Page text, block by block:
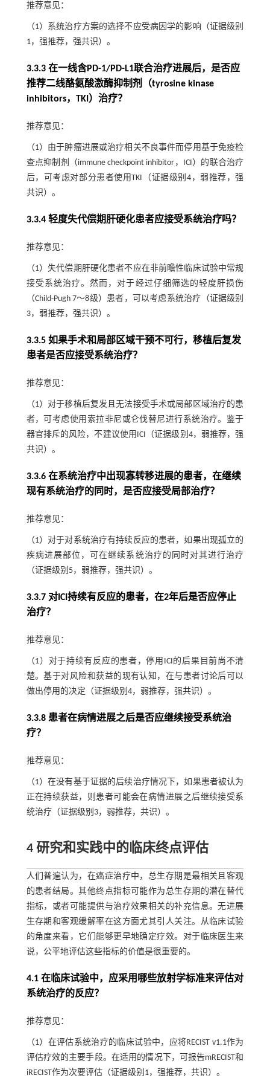
推荐意见：
（1）系统治疗方案的选择不应受病因学的影响（证据级别
1，强推荐，强共识）。
3.3.3 在一线含PD-1/PD-L1联合治疗进展后，是否应
推荐二线酪氨酸激酶抑制剂（tyrosine kinase
inhibitors，TKI）治疗？
推荐意见：
（1）由于肿瘤进展或治疗相关不良事件而停用基于免疫检
查点抑制剂（immune checkpoint inhibitor，ICI）的联合治疗
后，可考虑对部分患者使用TKI（证据级别4，弱推荐，强
共识）。
3.3.4 轻度失代偿期肝硬化患者应接受系统治疗吗？
推荐意见：
（1）失代偿期肝硬化患者不应在非前瞻性临床试验中常规
接受系统治疗。然而，对于经过仔细筛选的轻度肝损伤
（Child-Pugh 7～8级）患者，可以考虑系统治疗（证据级别
3，弱推荐，强共识）。
3.3.5 如果手术和局部区域干预不可行，移植后复发
患者是否应接受系统治疗？
推荐意见：
（1）对于移植后复发且无法接受手术或局部区域治疗的患
者，可考虑使用索拉非尼或仑伐替尼进行系统治疗。鉴于
器官排斥的风险，不建议使用ICI（证据级别4，弱推荐，强
共识）。
3.3.6 在系统治疗中出现寡转移进展的患者，在继续
现有系统治疗的同时，是否应接受局部治疗？
推荐意见：
（1）对于对系统治疗有持续反应的患者，如果出现孤立的
疾病进展部位，可在继续系统治疗的同时对其进行治疗
（证据级别5，弱推荐，强共识）。
3.3.7 对ICI持续有反应的患者，在2年后是否应停止
治疗？
推荐意见：
（1）对于持续有反应的患者，停用ICI的后果目前尚不清
楚。基于对风险和获益的现有认知，在与患者讨论后可以
做出停用的决定（证据级别4，弱推荐，强共识）。
3.3.8 患者在病情进展之后是否应继续接受系统治
疗？
推荐意见：
（1）在没有基于证据的后续治疗情况下，如果患者被认为
正在持续获益，则患者可能会在病情进展之后继续接受系
统治疗（证据级别3，弱推荐，共识）。
4 研究和实践中的临床终点评估
人们普遍认为，在癌症治疗中，总生存期是最相关且客观
的患者结局。其他终点指标可能作为总生存期的潜在替代
指标，或者可能提供与治疗效果相关的补充信息。无进展
生存期和客观缓解率在这方面尤其引人关注。从临床试验
的角度来看，它们能够更早地确定疗效。对于临床医生来
说，公平地评估这些指标的价值是很重要的。
4.1 在临床试验中，应采用哪些放射学标准来评估对
系统治疗的反应？
推荐意见：
（1）在评估系统治疗的临床试验中，应将RECIST v1.1作为
评估疗效的主要手段。在适用的情况下，可报告mRECIST和
iRECIST作为次要评估（证据级别1，强推荐，共识）。